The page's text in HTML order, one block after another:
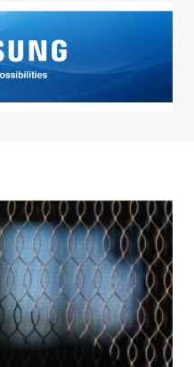
no será
están
electrónico y web en
próxima vez que